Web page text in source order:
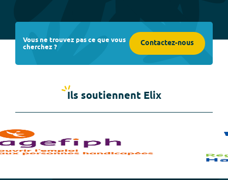
Vous ne trouvez pas ce que vous
cherchez ? Contactez-nous
Ils soutiennent Elix